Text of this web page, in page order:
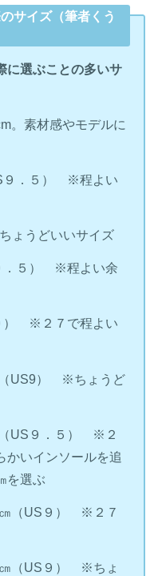
サイズ（筆者くう
に選ぶことの多いサ
。素材感やモデルに
９．５） ※程よい
うどいいサイズ
．５） ※程よい余
） ※２７で程よい
（US9） ※ちょうど
（US９．５） ※２
かいインソールを追
を選ぶ
㎝（US９） ※２７
㎝（US９） ※ちょ